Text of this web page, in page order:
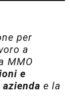
per
a
MMO
e
e la